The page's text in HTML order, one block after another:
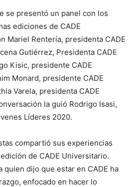
se presentó un panel con los
ediciones de CADE
Mariel Rentería, presidenta CADE
Gutiérrez, Presidenta CADE
Kisic, presidente CADE
Monard, presidente CADE
Varela, presidenta CADE
la guió Rodrigo Isasi,
Líderes 2020.
compartió sus experiencias
de CADE Universitario.
quien dijo que estar en CADE ha
enfocado en hacer lo